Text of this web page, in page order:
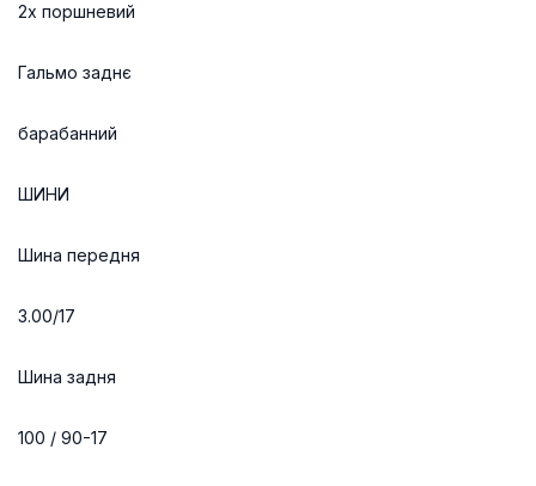
2х поршневий
Гальмо заднє
барабанний
ШИНИ
Шина передня
3.00/17
Шина задня
100 / 90-17